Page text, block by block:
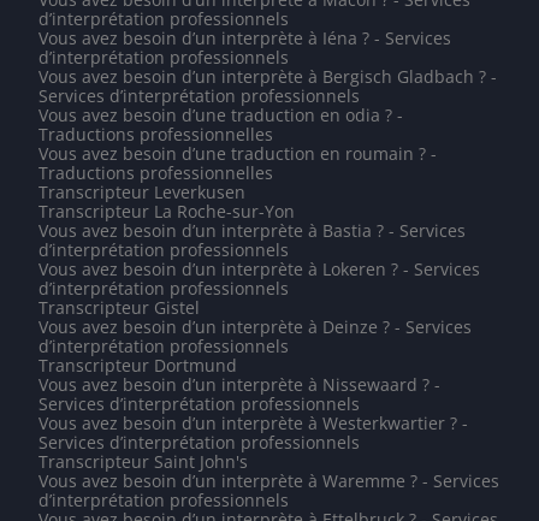
d’interprétation professionnels
Vous avez besoin d’un interprète à Iéna ? - Services
d’interprétation professionnels
Vous avez besoin d’un interprète à Bergisch Gladbach ? -
Services d’interprétation professionnels
Vous avez besoin d’une traduction en odia ? -
Traductions professionnelles
Vous avez besoin d’une traduction en roumain ? -
Traductions professionnelles
Transcripteur Leverkusen
Transcripteur La Roche-sur-Yon
Vous avez besoin d’un interprète à Bastia ? - Services
d’interprétation professionnels
Vous avez besoin d’un interprète à Lokeren ? - Services
d’interprétation professionnels
Transcripteur Gistel
Vous avez besoin d’un interprète à Deinze ? - Services
d’interprétation professionnels
Transcripteur Dortmund
Vous avez besoin d’un interprète à Nissewaard ? -
Services d’interprétation professionnels
Vous avez besoin d’un interprète à Westerkwartier ? -
Services d’interprétation professionnels
Transcripteur Saint John's
Vous avez besoin d’un interprète à Waremme ? - Services
d’interprétation professionnels